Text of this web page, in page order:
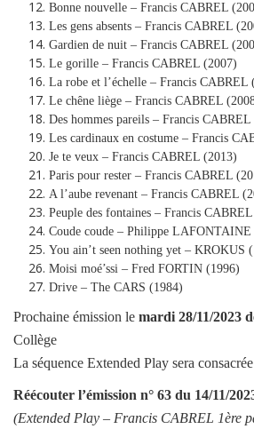
Bonne nouvelle – Francis CABREL
Les gens absents – Francis CABREL
Gardien de nuit – Francis CABREL
Le gorille – Francis CABREL (2007)
La robe et l’échelle – Francis CABREL
Le chêne liège – Francis CABREL
Des hommes pareils – Francis CABREL
Les cardinaux en costume – Francis
Je te veux – Francis CABREL (2013)
Paris pour rester – Francis CABREL
A l’aube revenant – Francis CABREL
Peuple des fontaines – Francis
Coude coude – Philippe LAFONTAINE
You ain’t seen nothing yet – KROKUS
Moisi moé’ssi – Fred FORTIN (1996)
Drive – The CARS (1984)
Prochaine émission le mardi 28/11/2023
Collège
La séquence Extended Play sera
Réécouter l’émission n° 63 du 14/11/
(Extended Play – Francis CABREL 1ère